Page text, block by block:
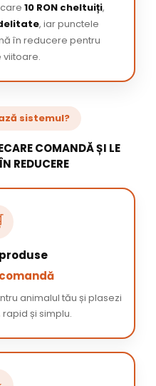
10 RON cheltuiți,
, iar punctele
în reducere pentru
sistemul?
COMANDĂ ȘI LE
REDUCERE
animalul tău și plasezi
și simplu.